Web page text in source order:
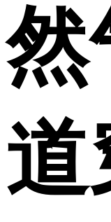
然
道